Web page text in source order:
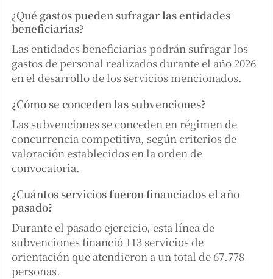
¿Qué gastos pueden sufragar las entidades
beneficiarias?
Las entidades beneficiarias podrán sufragar los
gastos de personal realizados durante el año 2026
en el desarrollo de los servicios mencionados.
¿Cómo se conceden las subvenciones?
Las subvenciones se conceden en régimen de
concurrencia competitiva, según criterios de
valoración establecidos en la orden de
convocatoria.
¿Cuántos servicios fueron financiados el año
pasado?
Durante el pasado ejercicio, esta línea de
subvenciones financió 113 servicios de
orientación que atendieron a un total de 67.778
personas.